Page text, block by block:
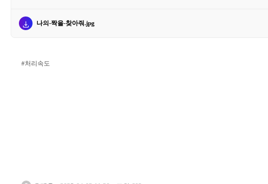
나의-짝을-찾아줘.jpg
#처리속도